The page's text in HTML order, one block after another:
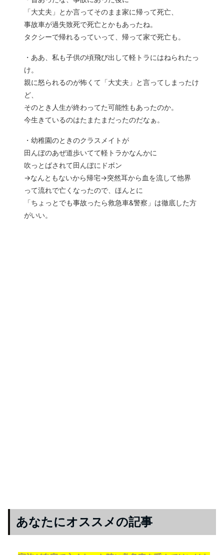
「大丈夫」とか言ってそのまま家に帰って死亡、
事故車が過失致死で死亡とかもあったね。
タクシーで帰れるっていって、帰って家で死亡も。
・ああ、私も子供の頃飛び出して軽トラにはねられたっ
け。
親に怒られるのが怖くて「大丈夫」と言ってしまったけ
ど、
そのとき人生が終わってた可能性もあったのか。
今生きているのはたまたまだったのだなぁ。
・幼稚園のときのクラスメイトが
田んぼのあぜ道歩いてて軽トラかなんかに
吹っとばされて田んぼにドボン
→なんともないから帰宅→突然耳から血を流して他界
って流れで亡くなったので、ほんとに
「ちょっとでも事故ったら救急車&警察」は徹底した方
がいい。
あなたにオススメの記事